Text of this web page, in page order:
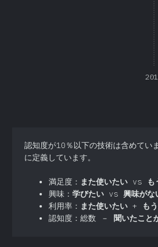
認知度が10％以下の技術は含めてい
に定義しています。
満足度： また使いたい vs
も
興味： 学びたい vs 興味がな
利用率： また使いたい + も
認知度：総数 － 聞いたこと